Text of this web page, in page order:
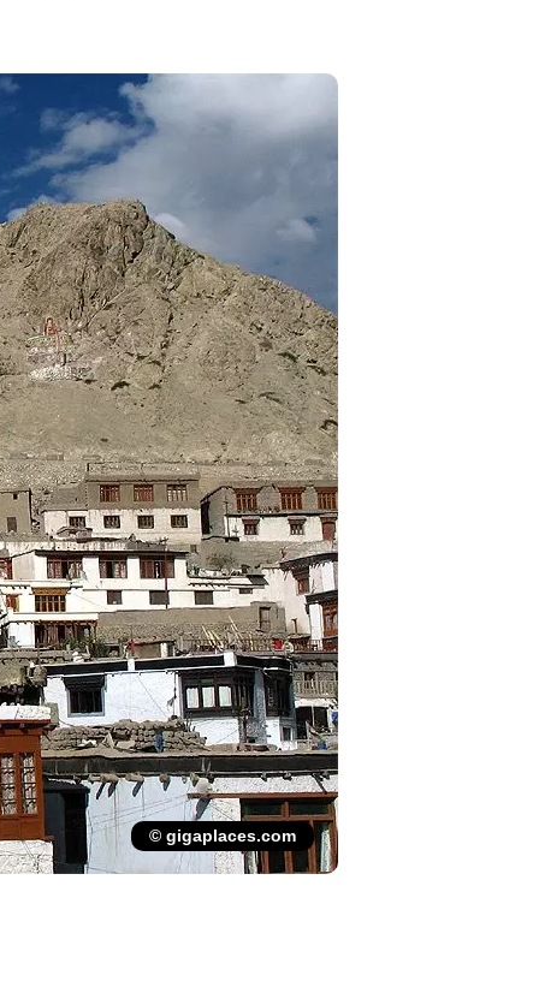
© gigaplaces.com